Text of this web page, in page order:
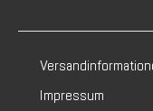
Impressum